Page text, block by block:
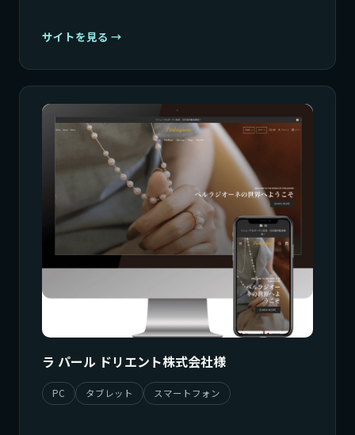
サイトを見る
ラ パール ドリエント株式会社様
PC タブレット スマートフォン